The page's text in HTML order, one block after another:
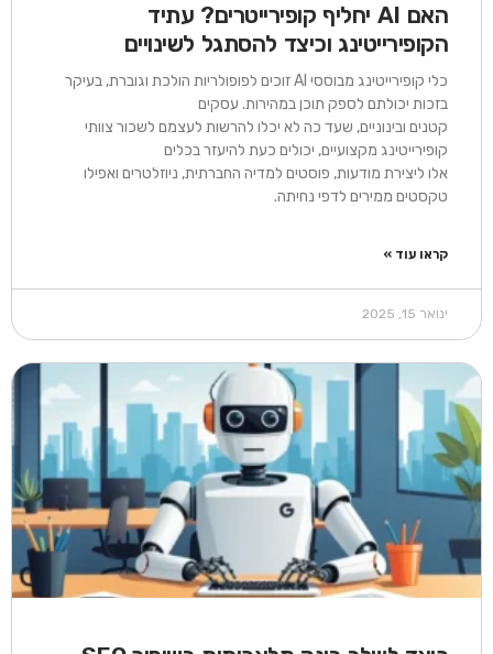
האם AI יחליף קופירייטרים? עתיד
הקופירייטינג וכיצד להסתגל לשינויים
כלי קופירייטינג מבוססי AI זוכים לפופולריות הולכת וגוברת, בעיקר
בזכות יכולתם לספק תוכן במהירות. עסקים
קטנים ובינוניים, שעד כה לא יכלו להרשות לעצמם לשכור צוותי
קופירייטינג מקצועיים, יכולים כעת להיעזר בכלים
אלו ליצירת מודעות, פוסטים למדיה החברתית, ניוזלטרים ואפילו
טקסטים ממירים לדפי נחיתה.
קראו עוד »
ינואר 15, 2025